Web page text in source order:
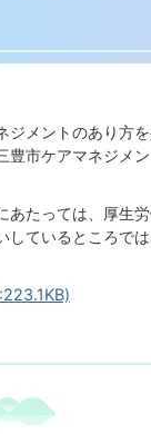
メントのあり方
市ケアマネジメ
たっては、厚生
しているところで